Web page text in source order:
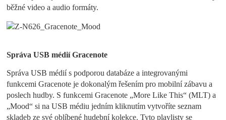
běžné video a audio formáty.
Správa USB médií Gracenote
Správa USB médií s podporou databáze a integrovanými
funkcemi Gracenote je dokonalým řešením pro mobilní zábavu a
poslech hudby. S funkcemi Gracenote „More Like This“ (MLT) a
„Mood“ si na USB médiu jedním kliknutím vytvoříte seznam
skladeb ze své oblíbené hudební kolekce. Tyto playlisty se